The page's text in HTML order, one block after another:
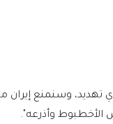
تهديد، وسنمنع إيران
وأذرعه".